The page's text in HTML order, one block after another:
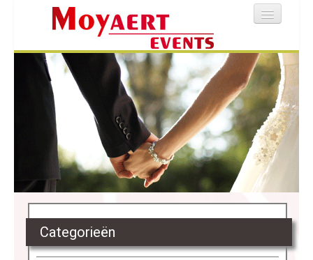
Home
Broodjes bestellen
Bedrijf
Login
Categorieën